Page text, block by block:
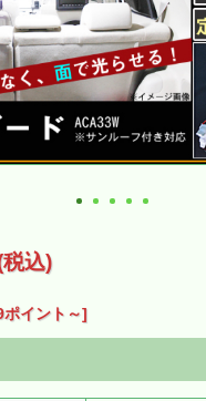
税込)
イント～]